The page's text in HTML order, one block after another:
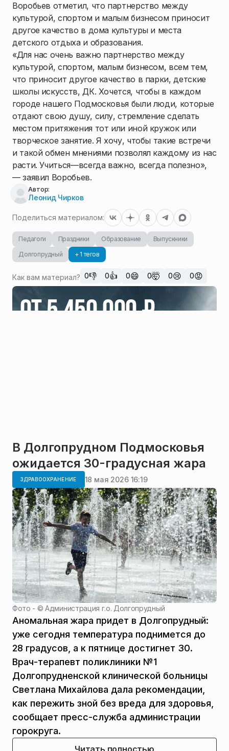
Воробьев отметил, что партнерство между
культурой, спортом и малым бизнесом приносит
другое качество в дома культуры и места
детского отдыха и образования.
«Для нас очень важно партнерство между
культурой, спортом, малым бизнесом, всем тем,
что приносит другое качество в парки, детские
школы искусств, ДК. Хочется, чтобы в каждом
городе нашего Подмосковья были люди, которые
отдают свою душу, силу, стремление сделать
местом притяжения тот или иной кружок или
творческое занятие. Я хочу, чтобы такие встречи
и такой обмен мнениями позволял каждому из нас
расти. Учиться—всегда важно, всегда полезно»,
— заявил Воробьев.
Автор:
Леонид Чирков
Поделиться материалом:
Педагоги Праздники Образование
Выпускники
Долгопрудный
+ 1 тегов
Как вам материал? 0👎 0👍 0😄 0🤯 0😢 0😡
В Долгопрудном Подмосковья
ожидается 30-градусная жара
ЗДРАВООХРАНЕНИЕ 18 мая 2026 16:19
Фото - ©Администрация г.о. Долгопрудный
Аномальная жара придет в Долгопрудный:
уже сегодня температура поднимется до
28 градусов, а к пятнице достигнет 30.
Врач-терапевт поликлиники №1
Долгопрудненской клинической больницы
Светлана Михайлова дала рекомендации,
как пережить зной без вреда для здоровья,
сообщает пресс-служба администрации
горокруга.
Читать полностью